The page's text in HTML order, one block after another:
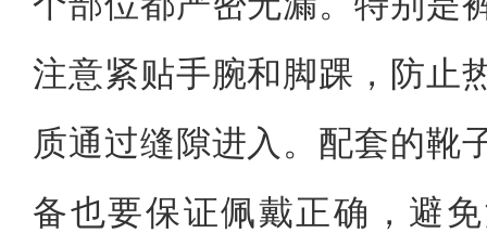
注意紧贴手腕和脚踝，防止
质通过缝隙进入。配套的靴
备也要保证佩戴正确，避